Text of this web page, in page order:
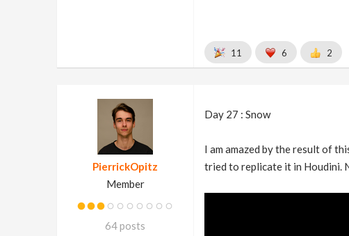
11 6 2
PierrickOpitz
Member
64 posts
Day 27 : Snow
I am amazed by the result of
tried to replicate it in Houdini.